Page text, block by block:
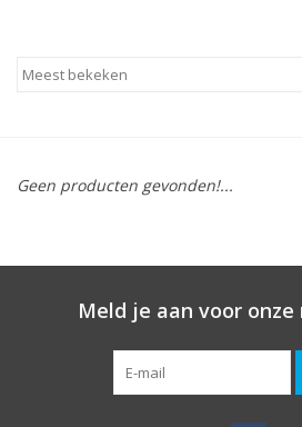
Geen producten gevonden!...
Meld je aan voor